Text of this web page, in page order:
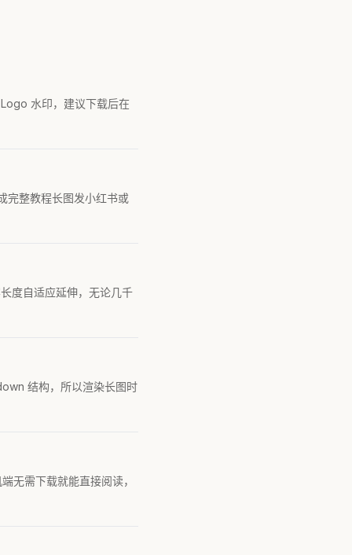
水印，建议下载后在
完整教程长图发小红书或
度自适应延伸，无论几千
结构，所以渲染长图时
无需下载就能直接阅读，